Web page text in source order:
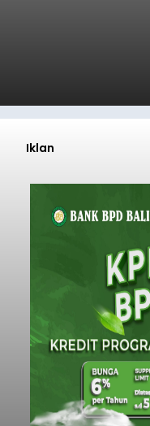
Iklan